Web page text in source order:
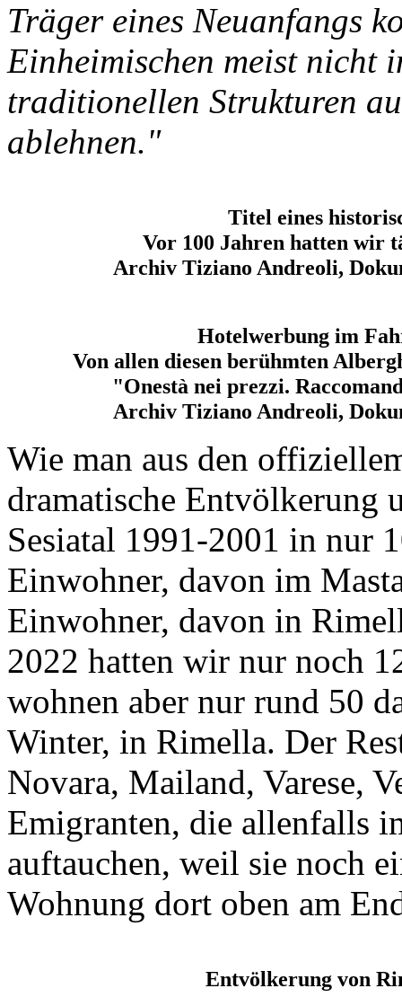
Träger eines Neuanfangs
Einheimischen meist nicht
traditionellen Strukturen
ablehnen."
Titel eines
Vor 100 Jahren hatten wir
Archiv Tiziano Andreoli,
Hotelwerbung im
Von allen diesen berühmten
"Onestà nei prezzi.
Archiv Tiziano Andreoli,
Wie man aus den
dramatische Entvölkerung
Sesiatal 1991-2001 in nur
Einwohner, davon im
Einwohner, davon in
2022 hatten wir nur noch
wohnen aber nur rund 50
Winter, in Rimella. Der
Novara, Mailand, Varese,
Emigranten, die allenfalls
auftauchen, weil sie noch
Wohnung dort oben am
Entvölkerung von